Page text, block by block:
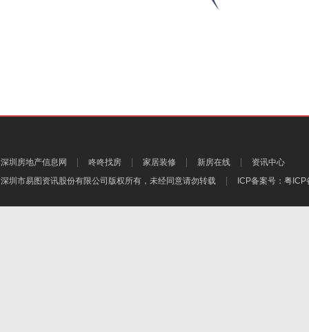
深圳房地产信息网 咚咚找房 家居装修 新房在线
资讯中心
深圳市易图资讯股份有限公司 版权所有，未经同意请勿转载 ICP备案号： 粤ICP